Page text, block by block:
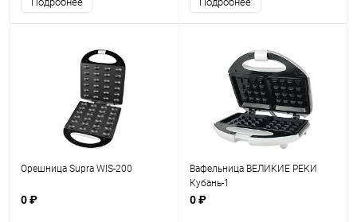
Орешница Supra WIS-200
0 ₽
Вафельница ВЕЛИКИЕ РЕКИ
Кубань-1
0 ₽